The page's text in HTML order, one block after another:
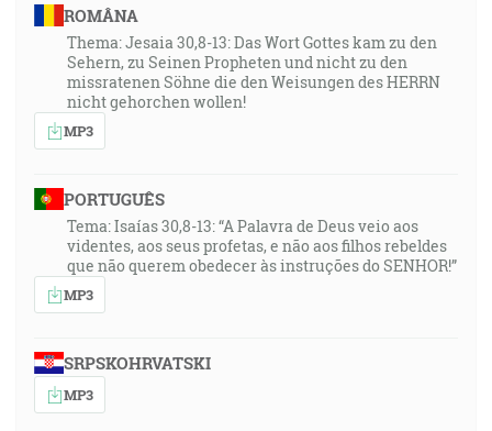
ROMÂNA
Thema: Jesaia 30,8-13: Das Wort Gottes kam zu den
Sehern, zu Seinen Propheten und nicht zu den
missratenen Söhne die den Weisungen des HERRN
nicht gehorchen wollen!
MP3
PORTUGUÊS
Tema: Isaías 30,8-13: “A Palavra de Deus veio aos
videntes, aos seus profetas, e não aos filhos rebeldes
que não querem obedecer às instruções do SENHOR!”
MP3
SRPSKOHRVATSKI
MP3